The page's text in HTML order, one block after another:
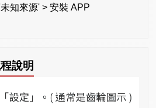
知來源' > 安裝 APP
說明